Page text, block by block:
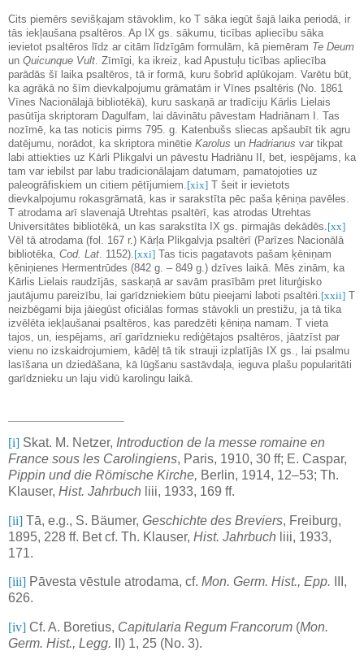
Cits piemērs sevišķajam stāvoklim, ko T sāka iegūt šajā laika periodā, ir
tās iekļaušana psaltēros. Ap IX gs. sākumu, ticības apliecību sāka
ievietot psaltēros līdz ar citām līdzīgām formulām, kā piemēram Te Deum
un Quicunque Vult. Zīmīgi, ka ikreiz, kad Apustuļu ticības apliecība
parādās šī laika psaltēros, tā ir formā, kuru šobrīd aplūkojam. Varētu būt,
ka agrākā no šīm dievkalpojumu grāmatām ir Vīnes psaltēris (No. 1861
Vīnes Nacionālajā bibliotēkā), kuru saskaņā ar tradīciju Kārlis Lielais
pasūtīja skriptoram Dagulfam, lai dāvinātu pāvestam Hadriānam I. Tas
nozīmē, ka tas noticis pirms 795. g. Katenbušs sliecas apšaubīt tik agru
datējumu, norādot, ka skriptora minētie Karolus un Hadrianus var tikpat
labi attiekties uz Kārli Plikgalvi un pāvestu Hadriānu II, bet, iespējams, ka
tam var iebilst par labu tradicionālajam datumam, pamatojoties uz
paleogrāfiskiem un citiem pētījumiem.[xix] T šeit ir ievietots
dievkalpojumu rokasgrāmatā, kas ir sarakstīta pēc paša ķēniņa pavēles.
T atrodama arī slavenajā Utrehtas psaltērī, kas atrodas Utrehtas
Universitātes bibliotēkā, un kas sarakstīta IX gs. pirmajās dekādēs.[xx]
Vēl tā atrodama (fol. 167 r.) Kārļa Plikgalvja psaltērī (Parīzes Nacionālā
bibliotēka, Cod. Lat. 1152).[xxi] Tas ticis pagatavots pašam ķēniņam
ķēniņienes Hermentrūdes (842 g. – 849 g.) dzīves laikā. Mēs zinām, ka
Kārlis Lielais raudzījās, saskaņā ar savām prasībām pret liturģisko
jautājumu pareizību, lai garīdzniekiem būtu pieejami laboti psaltēri.[xxii] T
neizbēgami bija jāiegūst oficiālas formas stāvokli un prestižu, ja tā tika
izvēlēta iekļaušanai psaltēros, kas paredzēti ķēniņa namam. T vieta
tajos, un, iespējams, arī garīdznieku rediģētajos psaltēros, jāatzīst par
vienu no izskaidrojumiem, kādēļ tā tik strauji izplatījās IX gs., lai psalmu
lasīšana un dziedāšana, kā lūgšanu sastāvdaļa, ieguva plašu popularitāti
garīdznieku un laju vidū karolingu laikā.
[i] Skat. M. Netzer, Introduction de la messe romaine en
France sous les Carolingiens, Paris, 1910, 30 ff; E. Caspar,
Pippin und die Römische Kirche, Berlin, 1914, 12–53; Th.
Klauser, Hist. Jahrbuch liii, 1933, 169 ff.
[ii] Tā, e.g., S. Bäumer, Geschichte des Breviers, Freiburg,
1895, 228 ff. Bet cf. Th. Klauser, Hist. Jahrbuch liii, 1933,
171.
[iii] Pāvesta vēstule atrodama, cf. Mon. Germ. Hist., Epp. III,
626.
[iv] Cf. A. Boretius, Capitularia Regum Francorum (Mon.
Germ. Hist., Legg. II) 1, 25 (No. 3).